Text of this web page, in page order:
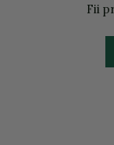
Fii